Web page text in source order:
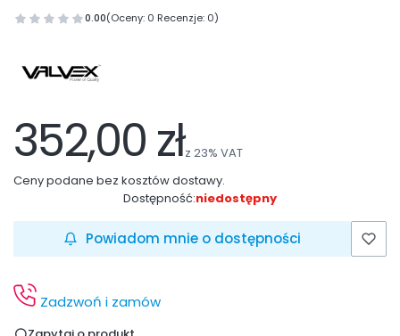
0.00(Oceny: 0 Recenzje: 0)
352,00 złz 23% VAT
Ceny podane bez kosztów dostawy.
Dostępność:niedostępny
Powiadom mnie o dostępności
Zadzwoń i zamów